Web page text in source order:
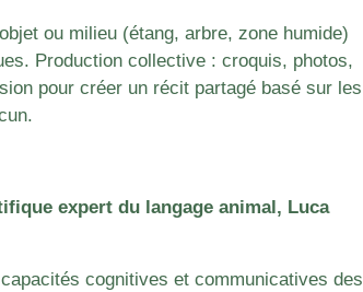
ou milieu (étang, arbre, zone humide)
Production collective : croquis, photos,
pour créer un récit partagé basé sur les
expert du langage animal, Luca
cognitives et communicatives des